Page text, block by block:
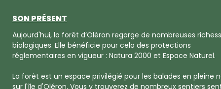
SON PRÉSENT
Aujourd'hui, la forêt d’Oléron regorge de nombreuses
biologiques. Elle bénéficie pour cela des protections
réglementaires en vigueur : Natura 2000 et Espace Naturel.
La forêt est un espace privilégié pour les balades en pleine
sur l'île d'Oléron. Vous y trouverez de nombreux sentiers